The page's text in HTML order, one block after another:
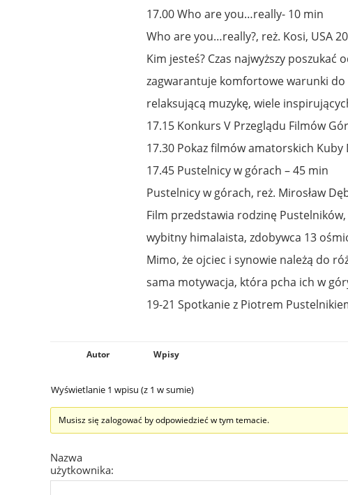
17.00 Who are you…really- 10 min
Who are you…really?, reż. Kosi, USA
Kim jesteś? Czas najwyższy
zagwarantuje komfortowe warunki
relaksującą muzykę, wiele
17.15 Konkurs V Przeglądu Filmów
17.30 Pokaz filmów amatorskich Kuby
17.45 Pustelnicy w górach – 45 min
Pustelnicy w górach, reż. Mirosław
Film przedstawia rodzinę
wybitny himalaista, zdobywca 13
Mimo, że ojciec i synowie należą do
sama motywacja, która pcha ich w
19-21 Spotkanie z Piotrem
Autor Wpisy
Wyświetlanie 1 wpisu (z 1 w sumie)
Musisz się zalogować by odpowiedzieć w tym temacie.
Nazwa
użytkownika: